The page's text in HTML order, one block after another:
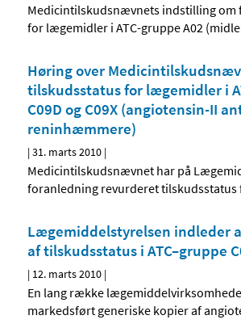
Medicintilskudsnævnets indstilling om
for lægemidler i ATC-gruppe A02
Høring over
tilskudsstatus for lægemidler i
C09D og C09X (angiotensin-II
reninhæmmere)
|31. marts 2010 |
Medicintilskudsnævnet har på
foranledning revurderet
Lægemiddelstyrelsen indleder
af tilskudsstatus i ATC–gruppe
| 12. marts 2010 |
En lang række
markedsført generiske kopier af